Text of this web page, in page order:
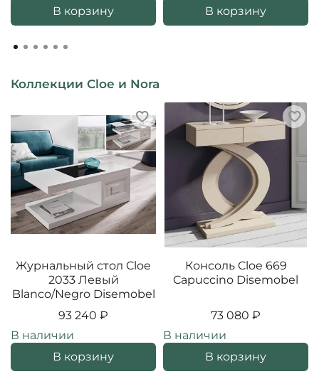
В корзину
В корзину
Коллекции Cloe и Nora
Журнальный стол Cloe
2033 Левый
Blanco/Negro Disemobel
93 240 ₽
В наличии
В корзину
Консоль Cloe 669
Capuccino Disemobel
73 080 ₽
В наличии
В корзину